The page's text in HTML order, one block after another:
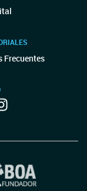
Frecuentes